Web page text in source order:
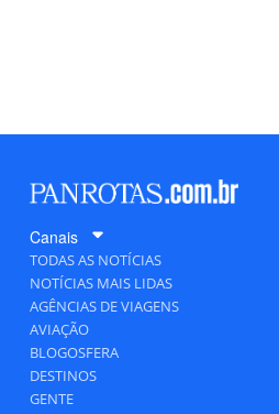
Canais
TODAS AS NOTÍCIAS
NOTÍCIAS MAIS LIDAS
AGÊNCIAS DE VIAGENS
AVIAÇÃO
BLOGOSFERA
DESTINOS
GENTE